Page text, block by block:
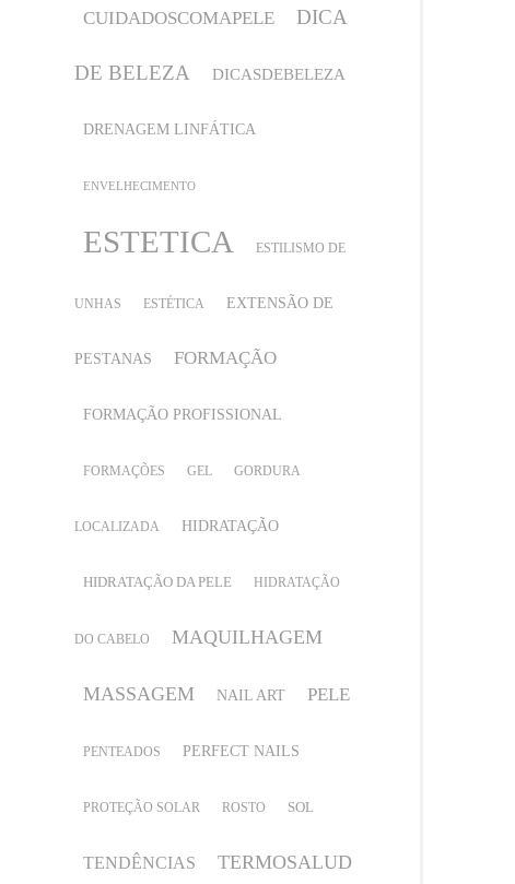
CUIDADOSCOMAPELE DICA
DE BELEZA DICASDEBELEZA
DRENAGEM LINFÁTICA
ENVELHECIMENTO
ESTETICA ESTILISMO DE
UNHAS ESTÉTICA EXTENSÃO DE
PESTANAS FORMAÇÃO
FORMAÇÃO PROFISSIONAL
FORMAÇÕES GEL GORDURA
LOCALIZADA HIDRATAÇÃO
HIDRATAÇÃO DA PELE HIDRATAÇÃO
DO CABELO MAQUILHAGEM
MASSAGEM NAIL ART PELE
PENTEADOS PERFECT NAILS
PROTEÇÃO SOLAR ROSTO SOL
TENDÊNCIAS TERMOSALUD